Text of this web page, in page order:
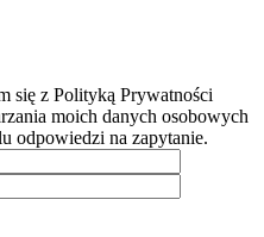
się z Polityką Prywatności
moich danych osobowych
odpowiedzi na zapytanie.